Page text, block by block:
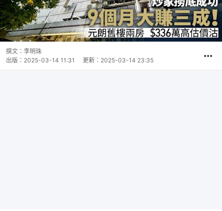
撰文： 李明珠
出版： 2025-03-14 11:31 更新： 2025-03-14 23:35